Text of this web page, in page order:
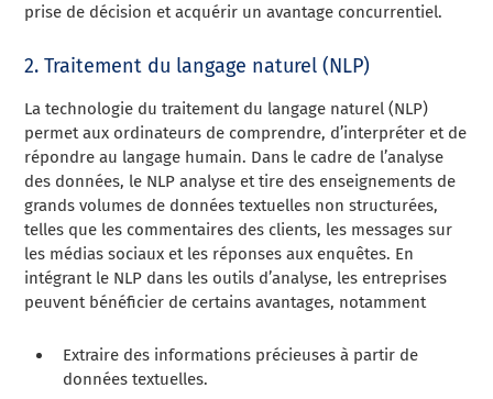
prise de décision et acquérir un avantage concurrentiel.
2. Traitement du langage naturel (NLP)
La technologie du traitement du langage naturel (NLP)
permet aux ordinateurs de comprendre, d’interpréter et de
répondre au langage humain. Dans le cadre de l’analyse
des données, le NLP analyse et tire des enseignements de
grands volumes de données textuelles non structurées,
telles que les commentaires des clients, les messages sur
les médias sociaux et les réponses aux enquêtes. En
intégrant le NLP dans les outils d’analyse, les entreprises
peuvent bénéficier de certains avantages, notamment
Extraire des informations précieuses à partir de
données textuelles.